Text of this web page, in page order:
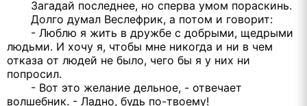
Загадай последнее, но сперва умом пораскинь.
Долго думал Веслефрик, а потом и говорит:
- Люблю я жить в дружбе с добрыми, щедрыми
людьми. И хочу я, чтобы мне никогда и ни в чем
отказа от людей не было, чего бы я у них ни
попросил.
- Вот это желание дельное, - отвечает
волшебник. - Ладно, будь по-твоему!